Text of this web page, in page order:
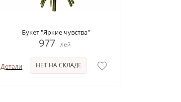
Букет "Яркие чувства"
977 лей
Детали НЕТ НА СКЛАДЕ